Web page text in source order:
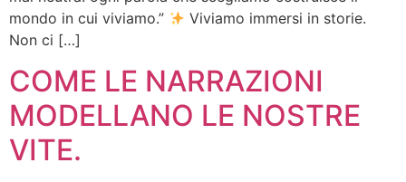
mondo in cui viviamo.”
Viviamo immersi in storie.
Non ci […]
COME LE NARRAZIONI
MODELLANO LE NOSTRE
VITE.